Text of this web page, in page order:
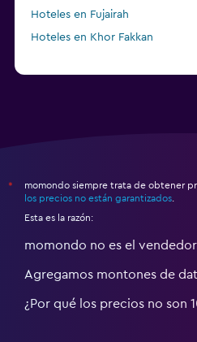
Hoteles en Fujairah
Hoteles en Khor Fakkan
*
momondo siempre trata de obtener
los precios no están garantizados
Esta es la razón:
momondo no es el
Agregamos montones de
¿Por qué los precios no son